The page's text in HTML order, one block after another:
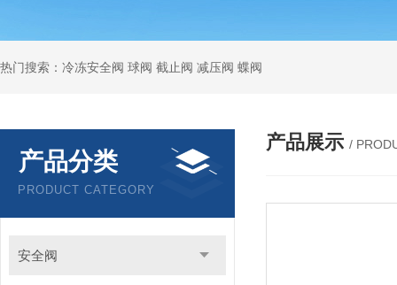
热门搜索：冷冻安全阀 球阀 截止阀 减压阀 蝶阀
产品分类
PRODUCT CATEGORY
安全阀
产品展示 /